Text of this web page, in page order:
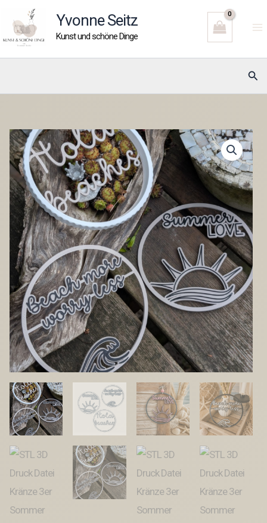
Inhalt
springen
Yvonne Seitz
Kunst und schöne Dinge